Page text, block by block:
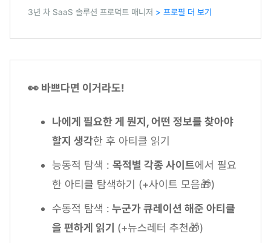
3년 차 SaaS 솔루션 프로덕트 매니저 > 프로필 더 보기
👀 바쁘다면 이거라도!
나에게 필요한 게 뭔지, 어떤 정보를 찾아야
할지 생각한 후 아티클 읽기
능동적 탐색 : 목적별 각종 사이트에서 필요
한 아티클 탐색하기 (+사이트 모음🎁)
수동적 탐색 : 누군가 큐레이션 해준 아티클
을 편하게 읽기 (+뉴스레터 추천🎁)